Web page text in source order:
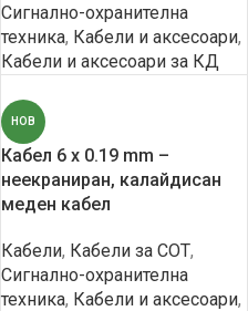
Сигнално-охранителна
техника, Кабели и аксесоари,
Кабели и аксесоари за КД
НОВ
Кабел 6 x 0.19 mm –
неекраниран, калайдисан
меден кабел
Кабели, Кабели за СОТ,
Сигнално-охранителна
техника, Кабели и аксесоари,